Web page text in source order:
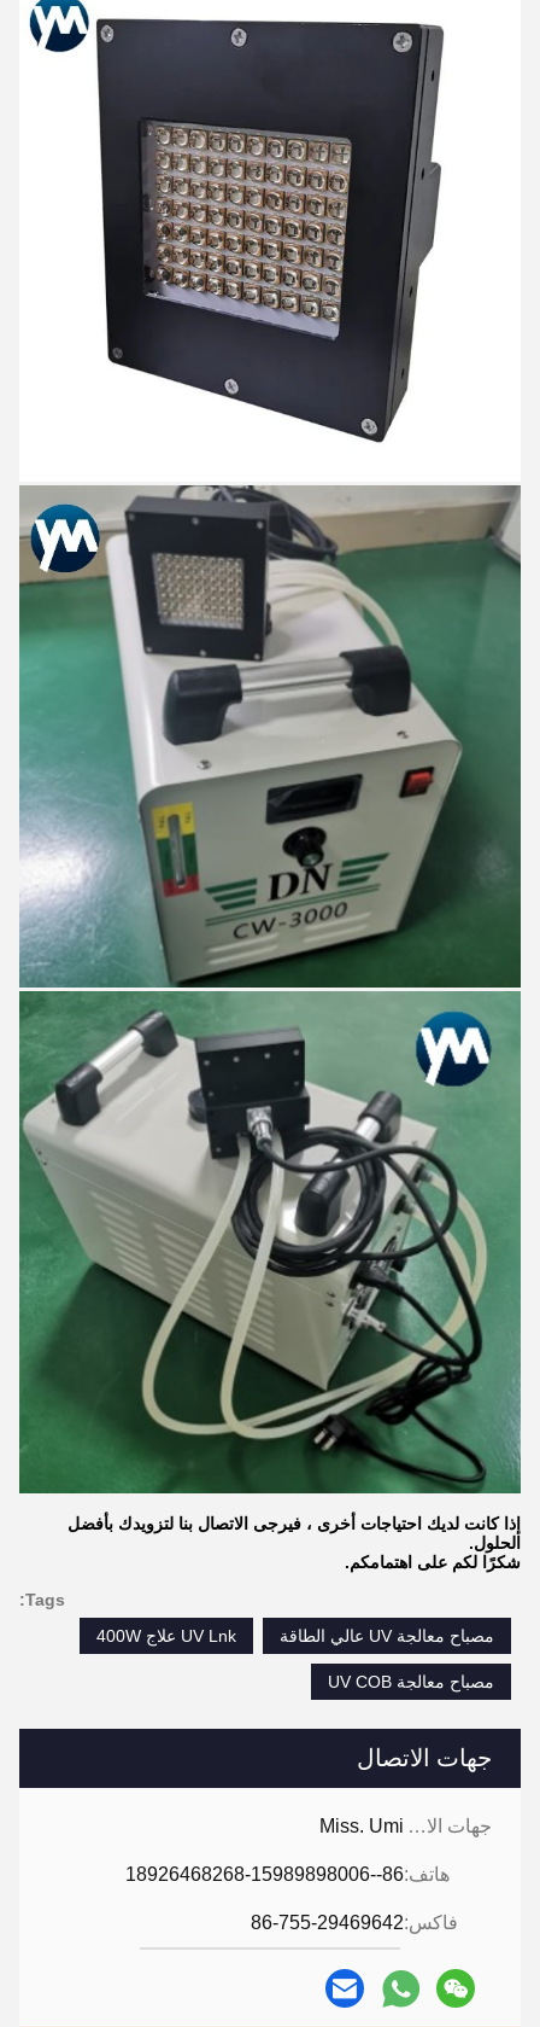
جهات الاتصال
جهات الاتصال: Miss. Umi
هاتف:86--18926468268-15989898006
فاكس:86-755-29469642
إذا كانت لديك احتياجات أخرى ، فيرجى الاتصال بنا لتزويدك بأفضل
الحلول.
شكرًا لكم على اهتمامكم.
Tags:
مصباح معالجة UV عالي الطاقة
UV Lnk علاج 400W
مصباح معالجة UV COB